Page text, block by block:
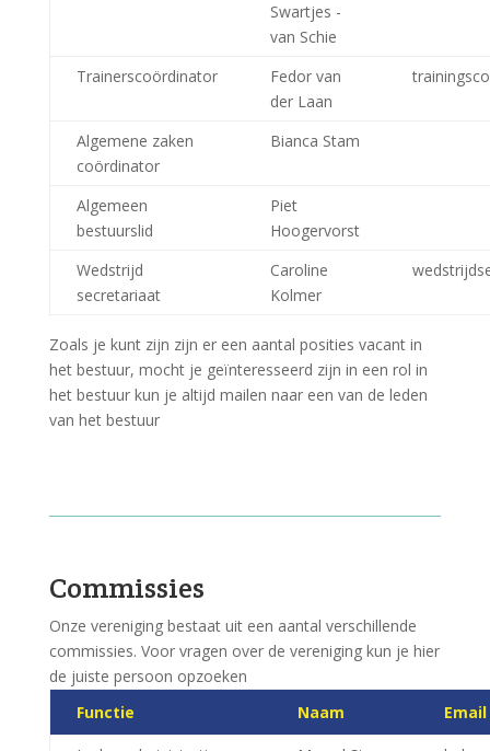
Swartjes -
van Schie
Trainerscoördinator
Fedor van
der Laan
Algemene zaken
coördinator
Bianca Stam
Algemeen
bestuurslid
Piet
Hoogervorst
Wedstrijd
secretariaat
Caroline
Kolmer
Zoals je kunt zijn zijn er een aantal posities vacant in
het bestuur, mocht je geïnteresseerd zijn in een rol in
het bestuur kun je altijd mailen naar een van de leden
van het bestuur
Commissies
Onze vereniging bestaat uit een aantal verschillende
commissies. Voor vragen over de vereniging kun je hier
de juiste persoon opzoeken
Functie
Naam Email